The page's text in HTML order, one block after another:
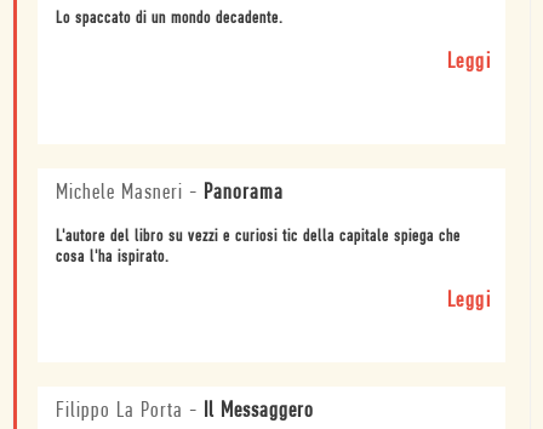
Lo spaccato di un mondo decadente.
Leggi
Michele Masneri - Panorama
L'autore del libro su vezzi e curiosi tic della capitale spiega che
cosa l'ha ispirato.
Leggi
Filippo La Porta - Il Messaggero